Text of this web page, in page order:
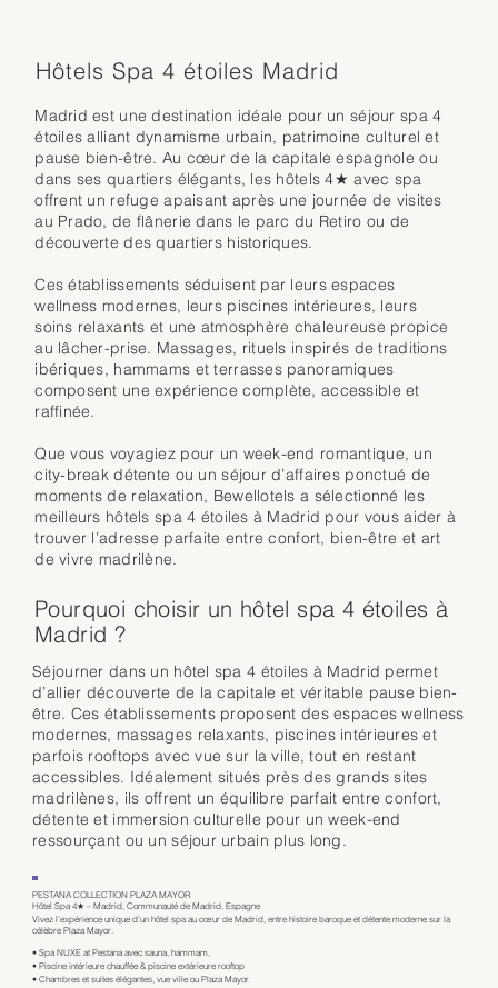
Hôtels Spa 4 étoiles Madrid
Madrid est une destination idéale pour un séjour spa 4
étoiles alliant dynamisme urbain, patrimoine culturel et
pause bien-être. Au cœur de la capitale espagnole ou
dans ses quartiers élégants, les hôtels 4★ avec spa
offrent un refuge apaisant après une journée de visites
au Prado, de flânerie dans le parc du Retiro ou de
découverte des quartiers historiques.
Ces établissements séduisent par leurs espaces
wellness modernes, leurs piscines intérieures, leurs
soins relaxants et une atmosphère chaleureuse propice
au lâcher-prise. Massages, rituels inspirés de traditions
ibériques, hammams et terrasses panoramiques
composent une expérience complète, accessible et
raffinée.
Que vous voyagiez pour un week-end romantique, un
city-break détente ou un séjour d’affaires ponctué de
moments de relaxation, Bewellotels a sélectionné les
meilleurs hôtels spa 4 étoiles à Madrid pour vous aider à
trouver l’adresse parfaite entre confort, bien-être et art
de vivre madrilène.
Pourquoi choisir un hôtel spa 4 étoiles à
Madrid ?
Séjourner dans un hôtel spa 4 étoiles à Madrid permet
d’allier découverte de la capitale et véritable pause bien-
être. Ces établissements proposent des espaces wellness
modernes, massages relaxants, piscines intérieures et
parfois rooftops avec vue sur la ville, tout en restant
accessibles. Idéalement situés près des grands sites
madrilènes, ils offrent un équilibre parfait entre confort,
détente et immersion culturelle pour un week-end
ressourçant ou un séjour urbain plus long.
PESTANA COLLECTION PLAZA MAYOR
Hôtel Spa 4★ – Madrid, Communauté de Madrid, Espagne
Vivez l’expérience unique d’un hôtel spa au cœur de Madrid, entre histoire baroque et détente moderne sur la
célèbre Plaza Mayor.
• Spa NUXE at Pestana avec sauna, hammam,
• Piscine intérieure chauffée & piscine extérieure rooftop
• Chambres et suites élégantes, vue ville ou Plaza Mayor